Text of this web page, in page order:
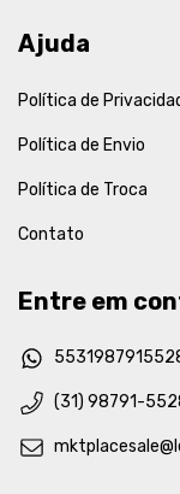
Ajuda
Política de
Política de Envio
Política de Troca
Contato
Entre em
(31) 98791-